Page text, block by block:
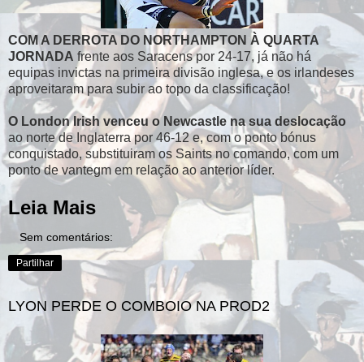
COM A DERROTA DO NORTHAMPTON À QUARTA
JORNADA frente aos Saracens por 24-17, já não há
equipas invictas na primeira divisão inglesa, e os irlandeses
aproveitaram para subir ao topo da classificação!
O London Irish venceu o Newcastle na sua deslocação
ao norte de Inglaterra por 46-12 e, com o ponto bónus
conquistado, substituiram os Saints no comando, com um
ponto de vantegm em relação ao anterior líder.
Leia Mais
Sem comentários:
Partilhar
LYON PERDE O COMBOIO NA PROD2